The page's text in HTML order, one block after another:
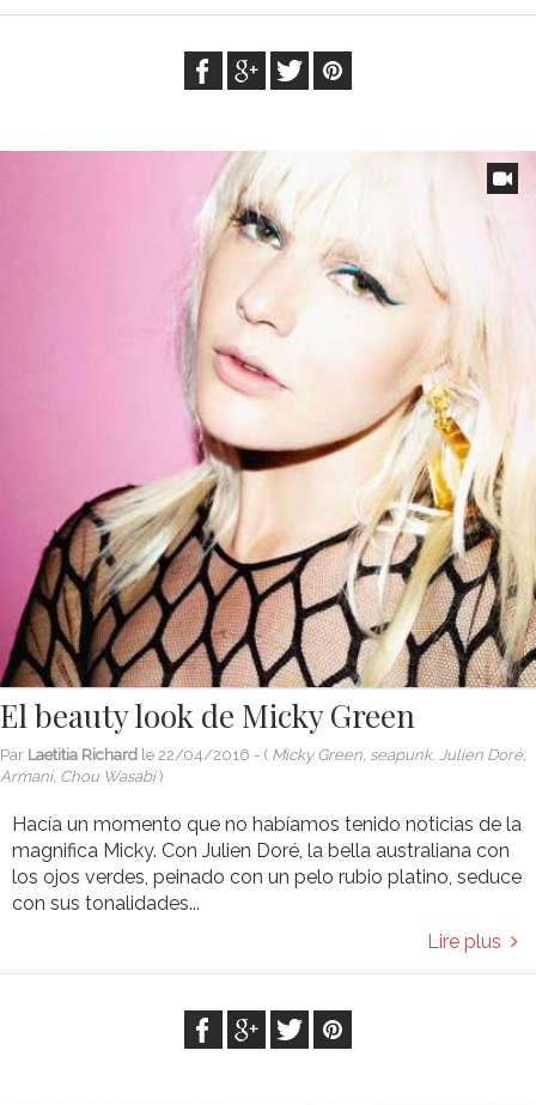
El beauty look de Micky Green
Par Laetitia Richard le 22/04/2016 - ( Micky Green, seapunk, Julien Doré,
Armani, Chou Wasabi)
Hacía un momento que no habíamos tenido noticias de la
magnifica Micky. Con Julien Doré, la bella australiana con
los ojos verdes, peinado con un pelo rubio platino, seduce
con sus tonalidades...
Lire plus